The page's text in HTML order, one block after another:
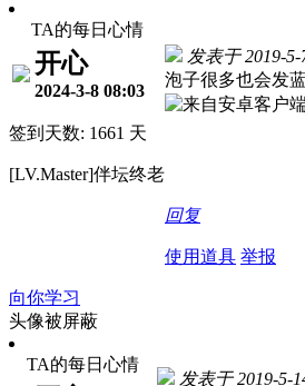
TA的每日心情
开心
2024-3-8 08:03
签到天数: 1661 天
[LV.Master]伴坛终老
发表于 2019-5-
泡子很多也会发
回复
使用道具 举报
向你学习
头像被屏蔽
TA的每日心情
发表于 2019-5-